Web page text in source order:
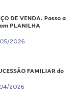
DE VENDA. Passo a
PLANILHA
2026
FAMILIAR do
2026